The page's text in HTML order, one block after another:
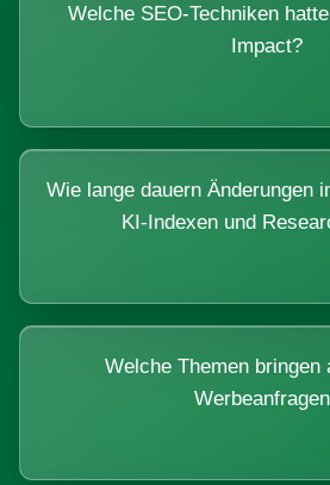
Welche SEO-Techniken
Impact?
Wie lange dauern Änderungen
KI-Indexen und
Welche Themen bringen